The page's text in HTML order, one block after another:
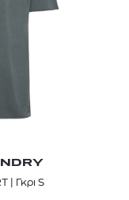
| Γκρι S